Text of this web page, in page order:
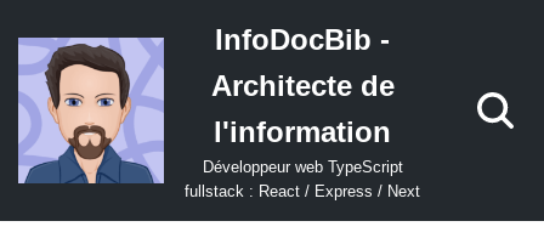
Aller
au
contenu
InfoDocBib -
Architecte de
l'information
Développeur web TypeScript
fullstack : React / Express / Next